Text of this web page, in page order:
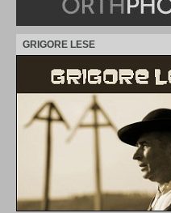
GRIGORE LESE